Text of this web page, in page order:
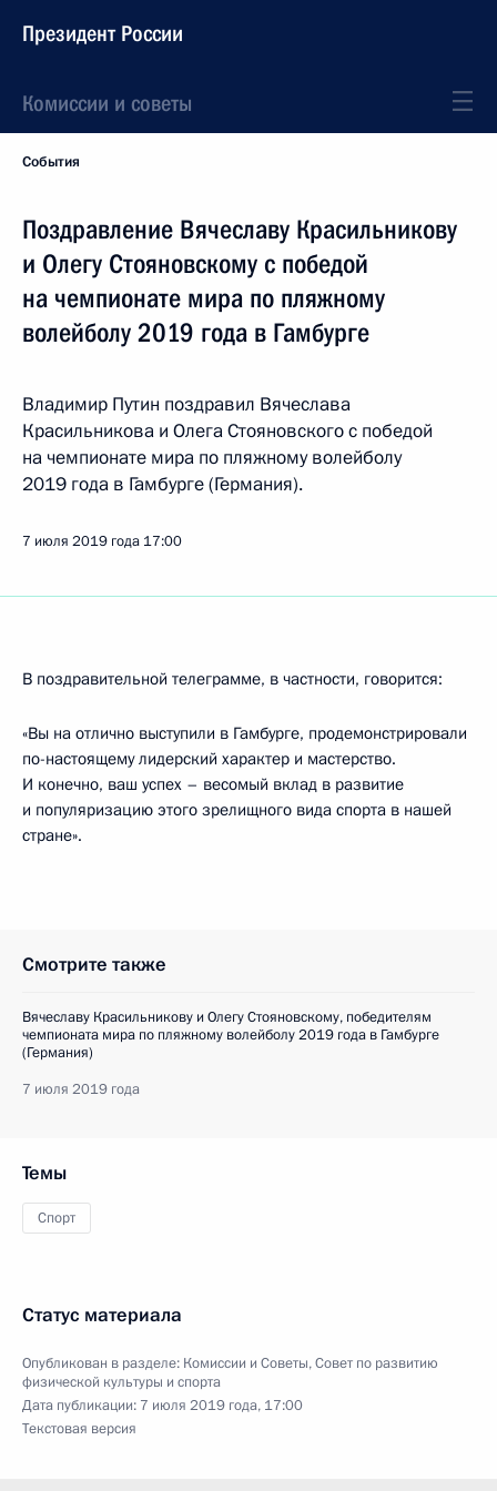
Президент России
Комиссии и советы
События
Поздравление Вячеславу Красильникову
и Олегу Стояновскому с победой
на чемпионате мира по пляжному
волейболу 2019 года в Гамбурге
Владимир Путин поздравил Вячеслава
Красильникова и Олега Стояновского с победой
на чемпионате мира по пляжному волейболу
2019 года в Гамбурге (Германия).
7 июля 2019 года 17:00
В поздравительной телеграмме, в частности, говорится:
«Вы на отлично выступили в Гамбурге, продемонстрировали
по-настоящему лидерский характер и мастерство.
И конечно, ваш успех – весомый вклад в развитие
и популяризацию этого зрелищного вида спорта в нашей
стране».
Смотрите также
Вячеславу Красильникову и Олегу Стояновскому, победителям
чемпионата мира по пляжному волейболу 2019 года в Гамбурге
(Германия)
7 июля 2019 года
Темы
Спорт
Статус материала
Опубликован в разделе: Комиссии и Советы,Совет по развитию
физической культуры и спорта
Дата публикации: 7 июля 2019 года, 17:00
Текстовая версия